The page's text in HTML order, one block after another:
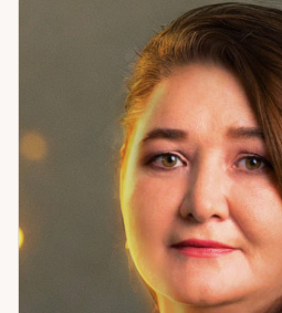
перспективы; выбор пути и
знаешь, как поступить;
и работа по очищению состояния.
работа с воском: помогает
внутреннее напряжение и
ситуация запуталась — я помогу в